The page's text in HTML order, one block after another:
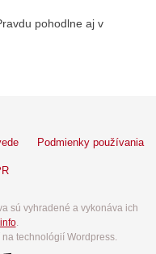
pohodlne aj v
Podmienky používania
sú vyhradené a vykonáva ich
.
technológií Wordpress.